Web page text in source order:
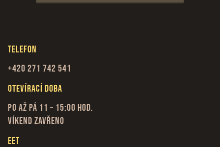
Telefon
+420 271 742 541
Otevírací doba
Po až Pá 11 – 15:00 hod.
Víkend zavřeno
EET